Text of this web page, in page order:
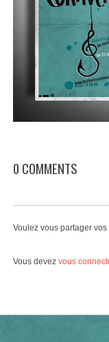
0 COMMENTS
Voulez vous partager
Vous devez vous